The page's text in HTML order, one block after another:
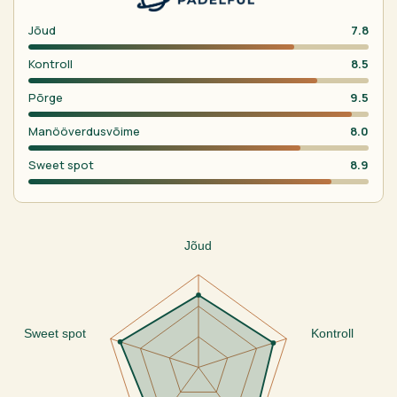
Jõud 7.8
Kontroll 8.5
Põrge 9.5
Manööverdusvõime 8.0
Sweet spot 8.9
Jõud
Kontroll
Sweet spot